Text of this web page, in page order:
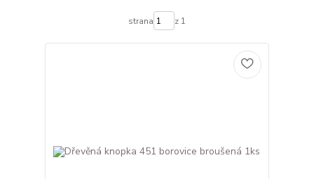
strana z 1